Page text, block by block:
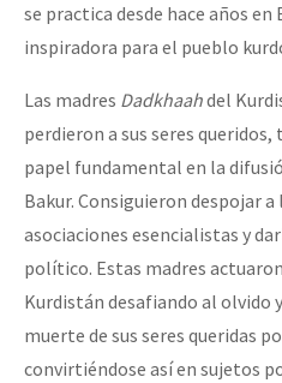
se practica desde hace años en
inspiradora para el pueblo
Las madres Dadkhaahdel
perdieron a sus seres
papel fundamental en la
Bakur. Consiguieron despojar a
asociaciones esencialistas y
político. Estas madres
Kurdistán desafiando al olvido
muerte de sus seres queridas
convirtiéndose así en sujetos